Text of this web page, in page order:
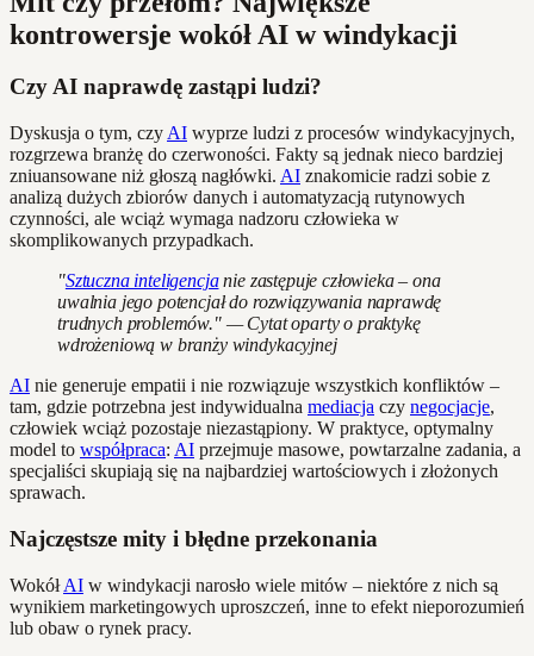
kontrowersje wokół AI w windykacji
Czy AI naprawdę zastąpi ludzi?
Dyskusja o tym, czy AI wyprze ludzi z procesów windykacyjnych,
rozgrzewa branżę do czerwoności. Fakty są jednak nieco bardziej
zniuansowane niż głoszą nagłówki. AI znakomicie radzi sobie z
analizą dużych zbiorów danych i automatyzacją rutynowych
czynności, ale wciąż wymaga nadzoru człowieka w
skomplikowanych przypadkach.
"Sztuczna inteligencjanie zastępuje człowieka – ona
uwalnia jego potencjał do rozwiązywania naprawdę
trudnych problemów." — Cytat oparty o praktykę
wdrożeniową w branży windykacyjnej
AI nie generuje empatii i nie rozwiązuje wszystkich konfliktów –
tam, gdzie potrzebna jest indywidualna mediacja czy negocjacje,
człowiek wciąż pozostaje niezastąpiony. W praktyce, optymalny
model to współpraca: AI przejmuje masowe, powtarzalne zadania, a
specjaliści skupiają się na najbardziej wartościowych i złożonych
sprawach.
Najczęstsze mity i błędne przekonania
WokółAI w windykacji narosło wiele mitów – niektóre z nich są
wynikiem marketingowych uproszczeń, inne to efekt nieporozumień
lub obaw o rynek pracy.